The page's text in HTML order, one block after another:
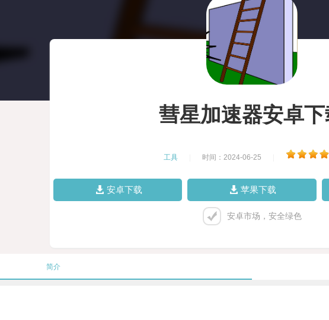
彗星加速器安卓
工具 时间：2024-06-25
安卓下载 苹果下载
安卓市场，安全绿色
简介